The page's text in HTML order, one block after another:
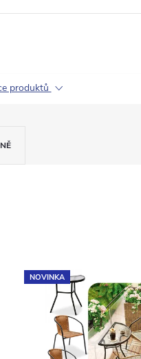
produktů
NOVINKA